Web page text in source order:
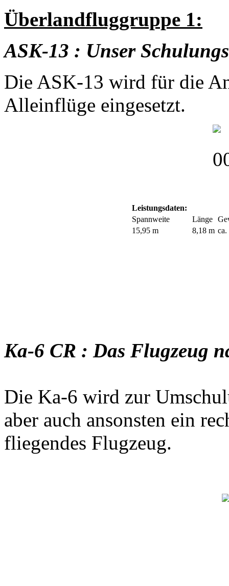
Überlandfluggruppe 1:
ASK-13 : Unser
Die ASK-13 wird für die
Alleinflüge eingesetzt.
Leistungsdaten:
Spannweite
Länge
15,95 m
8,18 m ca.
Ka-6 CR : Das Flugzeug
Die Ka-6 wird zur
aber auch ansonsten ein
fliegendes Flugzeug.